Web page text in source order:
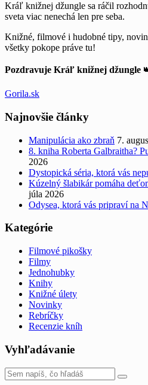
Kráľ knižnej džungle sa ráčil
sveta viac nenechá len pre seba.
Knižné, filmové i hudobné tipy,
všetky pokope práve tu!
Pozdravuje Kráľ knižnej džungle
Gorila.sk
Najnovšie články
Manipulácia ako zbraň 7.
8. kniha Roberta Galbraitha?
2026
Dystopická séria, ktorá vás
Kúzelný šlabikár pomáha
júla 2026
Odysea, ktorá vás pripraví na
Kategórie
Filmové pikošky
Filmy
Jednohubky
Knihy
Knižné úlety
Novinky
Rebríčky
Recenzie kníh
Vyhľadávanie